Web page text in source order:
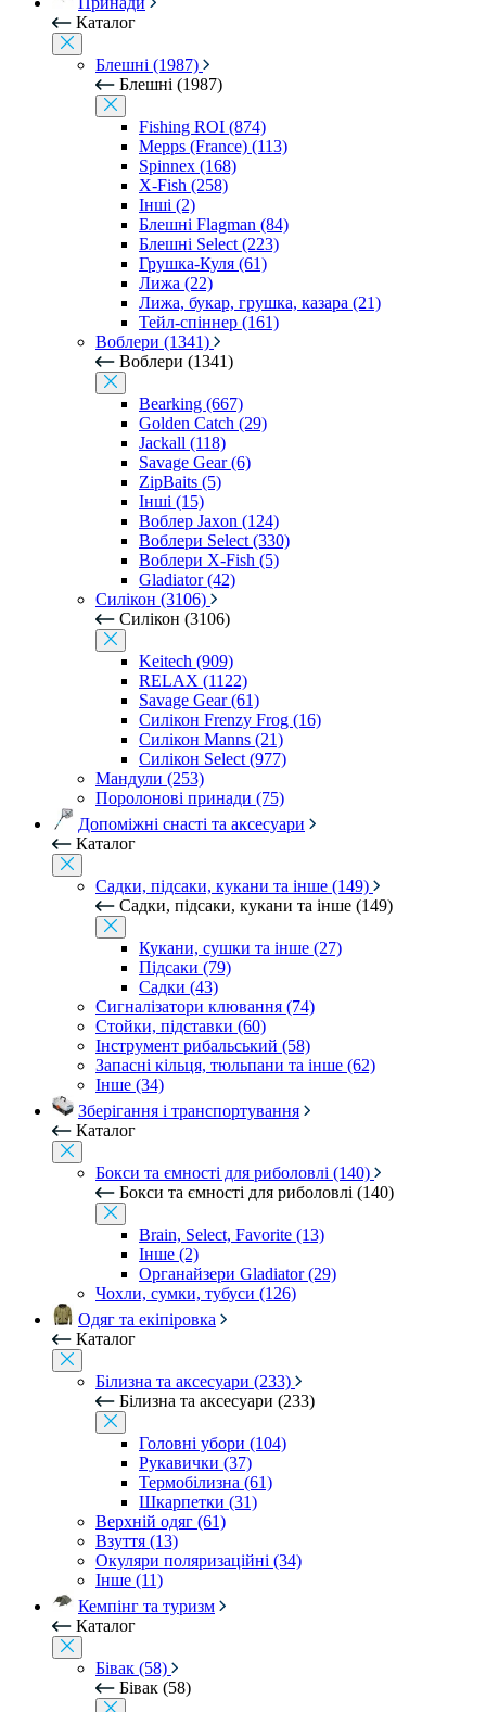
Каталог
Блешні (1987)
Блешні (1987)
Fishing ROI (874)
Mepps (France) (113)
Spinnex (168)
X-Fish (258)
Інші (2)
Блешні Flagman (84)
Блешні Select (223)
Грушка-Куля (61)
Лижа (22)
Лижа, букар, грушка, казара (21)
Тейл-спіннер (161)
Воблери (1341)
Воблери (1341)
Bearking (667)
Golden Catch (29)
Jackall (118)
Savage Gear (6)
ZipBaits (5)
Інші (15)
Воблер Jaxon (124)
Воблери Select (330)
Воблери X-Fish (5)
Gladiator (42)
Силікон (3106)
Силікон (3106)
Keitech (909)
RELAX (1122)
Savage Gear (61)
Силікон Frenzy Frog (16)
Силікон Manns (21)
Силікон Select (977)
Мандули (253)
Поролонові принади (75)
Допоміжні снасті та аксесуари
Каталог
Садки, підсаки, кукани та інше (149)
Садки, підсаки, кукани та інше (149)
Кукани, сушки та інше (27)
Підсаки (79)
Садки (43)
Сигналізатори клювання (74)
Стойки, підставки (60)
Інструмент рибальський (58)
Запасні кільця, тюльпани та інше (62)
Інше (34)
Зберігання і транспортування
Каталог
Бокси та ємності для риболовлі (140)
Бокси та ємності для риболовлі (140)
Brain, Select, Favorite (13)
Інше (2)
Органайзери Gladiator (29)
Чохли, сумки, тубуси (126)
Одяг та екіпіровка
Каталог
Білизна та аксесуари (233)
Білизна та аксесуари (233)
Головні убори (104)
Рукавички (37)
Термобілизна (61)
Шкарпетки (31)
Верхній одяг (61)
Взуття (13)
Окуляри поляризаційні (34)
Інше (11)
Кемпінг та туризм
Каталог
Бівак (58)
Бівак (58)